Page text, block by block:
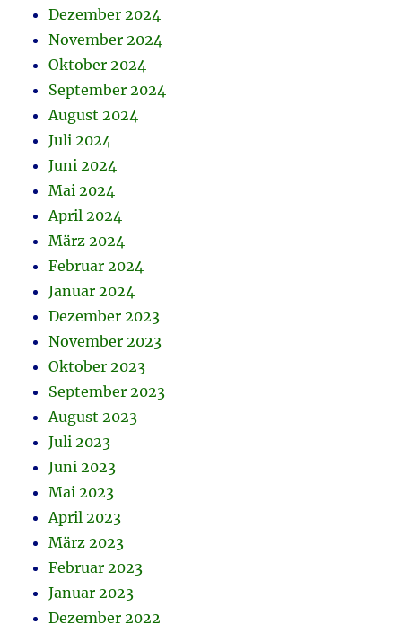
Dezember 2024
November 2024
Oktober 2024
September 2024
August 2024
Juli 2024
Juni 2024
Mai 2024
April 2024
März 2024
Februar 2024
Januar 2024
Dezember 2023
November 2023
Oktober 2023
September 2023
August 2023
Juli 2023
Juni 2023
Mai 2023
April 2023
März 2023
Februar 2023
Januar 2023
Dezember 2022